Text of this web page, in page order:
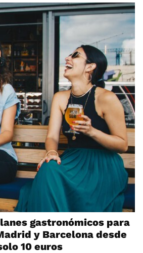
gastronómicos para
y Barcelona desde
10 euros